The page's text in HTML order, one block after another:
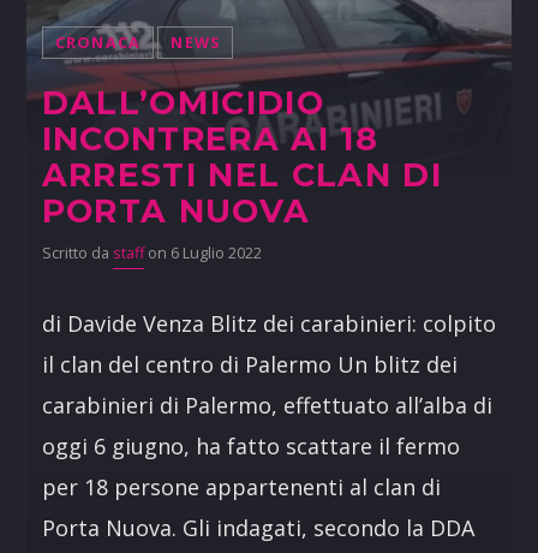
CRONACA NEWS
DALL’OMICIDIO
INCONTRERA AI 18
ARRESTI NEL CLAN DI
PORTA NUOVA
Scritto da staffon 6 Luglio 2022
di Davide Venza Blitz dei carabinieri: colpito
il clan del centro di Palermo Un blitz dei
carabinieri di Palermo, effettuato all’alba di
oggi 6 giugno, ha fatto scattare il fermo
per 18 persone appartenenti al clan di
Porta Nuova. Gli indagati, secondo la DDA